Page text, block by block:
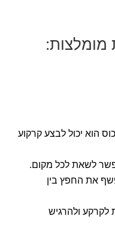
מומלצות:
הוא יכול לבצע קרקוע
לשאת לכל מקום.
את החפץ בין
לקרקע ולהרגיש